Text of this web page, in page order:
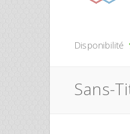
Disponibilité
Sans-